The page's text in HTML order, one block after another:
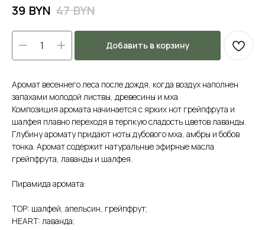
39 BYN 47 BYN
Добавить в корзину
Аромат весеннего леса после дождя, когда воздух наполнен
запахами молодой листвы, древесины и мха.
Композиция аромата начинается с ярких нот грейпфрута и
шалфея плавно переходя в терпкую сладость цветов лаванды.
Глубину аромату придают ноты дубового мха, амбры и бобов
тонка. Аромат содержит натуральные эфирные масла
грейпфрута, лаванды и шалфея.
Пирамида аромата:
TOP: шалфей, апельсин, грейпфрут;
HEART: лаванда;